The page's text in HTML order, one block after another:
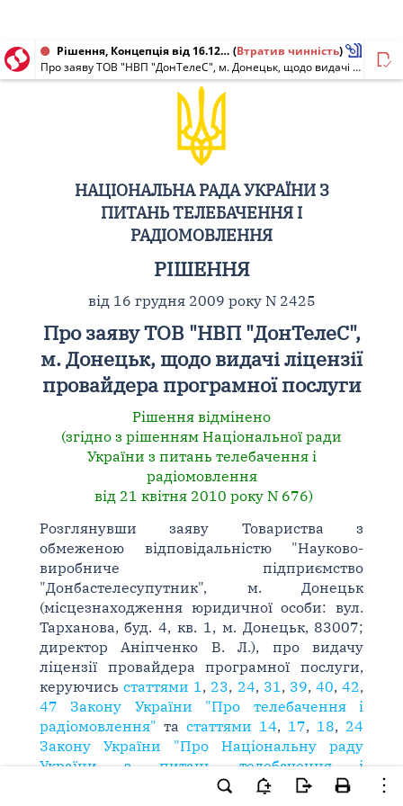
Рішення, Концепція від 16.12.2009 № 2425 (Втратив чинність)
Про заяву ТОВ "НВП "ДонТелеС", м. Донецьк, щодо видачі ліцензії провайдера програмної послуги
НАЦІОНАЛЬНА РАДА УКРАЇНИ З
ПИТАНЬ ТЕЛЕБАЧЕННЯ І
РАДІОМОВЛЕННЯ
РІШЕННЯ
від 16 грудня 2009 року N 2425
Про заяву ТОВ "НВП "ДонТелеС",
м. Донецьк, щодо видачі ліцензії
провайдера програмної послуги
Рішення відмінено
(згідно з рішенням Національної ради
України з питань телебачення і
радіомовлення
від 21 квітня 2010 року N 676)
Розглянувши заяву Товариства з
обмеженою відповідальністю "Науково-
виробниче підприємство
"Донбастелесупутник", м. Донецьк
(місцезнаходження юридичної особи: вул.
Тарханова, буд. 4, кв. 1, м. Донецьк, 83007;
директор Аніпченко В. Л.), про видачу
ліцензії провайдера програмної послуги,
керуючись статтями 1, 23, 24, 31, 39,40,42,
47 Закону України "Про телебачення і
радіомовлення" та статтями 14, 17, 18, 24
Закону України "Про Національну раду
України з питань телебачення і
рішеннями Національної